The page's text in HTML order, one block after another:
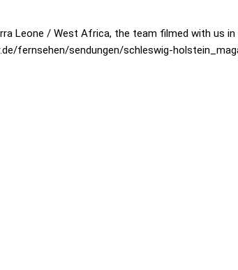
Leone / West Africa, the team filmed with us in
fernsehen/sendungen/schleswig-